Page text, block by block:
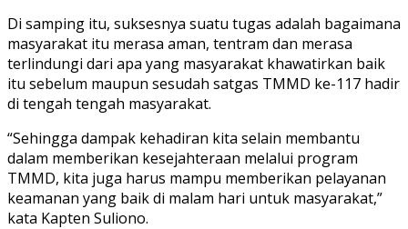
Di samping itu, suksesnya suatu tugas adalah bagaimana
masyarakat itu merasa aman, tentram dan merasa
terlindungi dari apa yang masyarakat khawatirkan baik
itu sebelum maupun sesudah satgas TMMD ke-117 hadir
di tengah tengah masyarakat.
“Sehingga dampak kehadiran kita selain membantu
dalam memberikan kesejahteraan melalui program
TMMD, kita juga harus mampu memberikan pelayanan
keamanan yang baik di malam hari untuk masyarakat,”
kata Kapten Suliono.